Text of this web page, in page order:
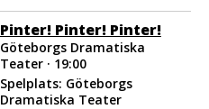
Pinter! Pinter! Pinter!
Göteborgs Dramatiska
Teater · 19:00
Spelplats: Göteborgs
Dramatiska Teater